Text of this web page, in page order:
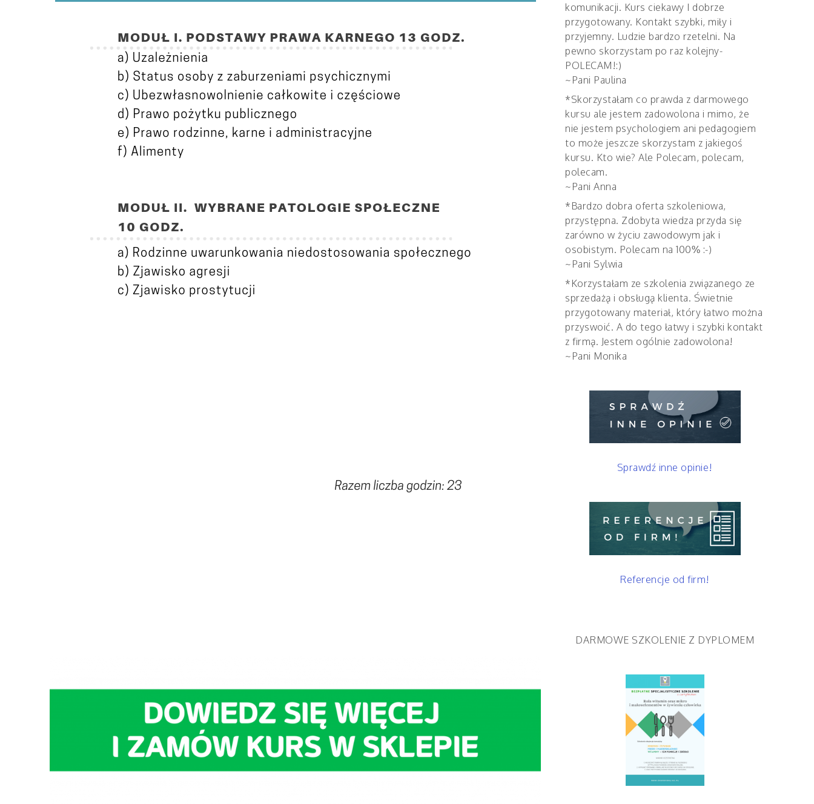
komunikacji. Kurs ciekawy I dobrze
przygotowany. Kontakt szybki, miły i
przyjemny. Ludzie bardzo rzetelni. Na
pewno skorzystam po raz kolejny-
POLECAM!:)
~Pani Paulina
*Skorzystałam co prawda z darmowego
kursu ale jestem zadowolona i mimo, że
nie jestem psychologiem ani pedagogiem
to może jeszcze skorzystam z jakiegoś
kursu. Kto wie? Ale Polecam, polecam,
polecam.
~Pani Anna
*Bardzo dobra oferta szkoleniowa,
przystępna. Zdobyta wiedza przyda się
zarówno w życiu zawodowym jak i
osobistym. Polecam na 100% :-)
~Pani Sylwia
*Korzystałam ze szkolenia związanego ze
sprzedażą i obsługą klienta. Świetnie
przygotowany materiał, który łatwo można
przyswoić. A do tego łatwy i szybki kontakt
z firmą. Jestem ogólnie zadowolona!
~Pani Monika
Sprawdź inne opinie!
Referencje od firm!
DARMOWE SZKOLENIE Z DYPLOMEM